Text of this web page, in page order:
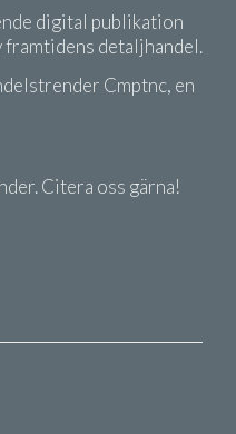
digital publikation
detaljhandel.
Cmptnc, en
Citera oss gärna!